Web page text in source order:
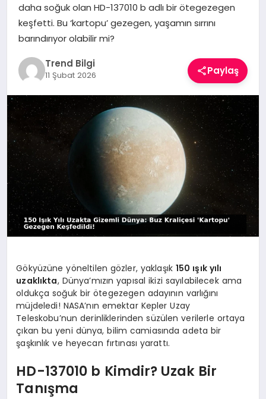
SPOR
TEKNOLOJI
YAŞAM
daha soğuk olan HD-137010 b adlı bir ötegezegen
keşfetti. Bu ‘kartopu’ gezegen, yaşamın sırrını
barındırıyor olabilir mi?
Trend Bilgi
11 Şubat 2026 Paylaş
Gökyüzüne yöneltilen gözler, yaklaşık 150 ışık yılı
uzaklıkta, Dünya’mızın yapısal ikizi sayılabilecek ama
oldukça soğuk bir ötegezegen adayının varlığını
müjdeledi! NASA’nın emektar Kepler Uzay
Teleskobu’nun derinliklerinden süzülen verilerle ortaya
çıkan bu yeni dünya, bilim camiasında adeta bir
şaşkınlık ve heyecan fırtınası yarattı.
HD-137010 b Kimdir? Uzak Bir
Tanışma